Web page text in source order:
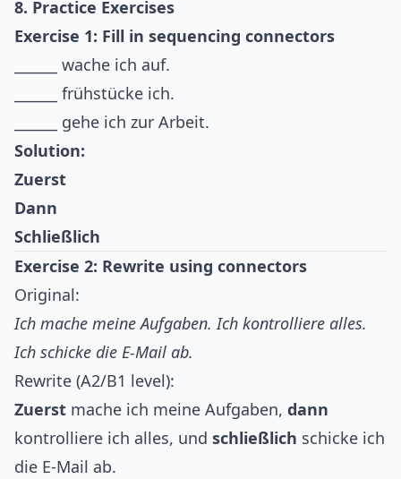
8. Practice Exercises
Exercise 1: Fill in sequencing connectors
______ wache ich auf.
______ frühstücke ich.
______ gehe ich zur Arbeit.
Solution:
Zuerst
Dann
Schließlich
Exercise 2: Rewrite using connectors
Original:
Ich mache meine Aufgaben. Ich kontrolliere alles.
Ich schicke die E-Mail ab.
Rewrite (A2/B1 level):
Zuerst mache ich meine Aufgaben, dann
kontrolliere ich alles, und schließlich schicke ich
die E-Mail ab.